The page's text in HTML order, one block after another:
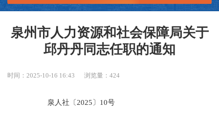
泉州市人力资源和社会保障局关于
邱丹丹同志任职的通知
时间：2025-10-16 16:43 浏览量：424
泉人社〔2025〕10号